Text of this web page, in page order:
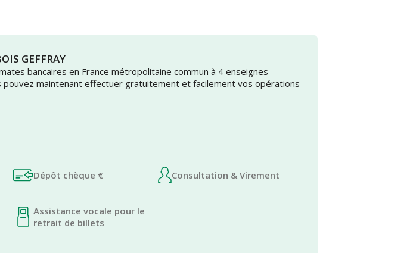
GEFFRAY
bancaires en France métropolitaine commun à 4 enseignes
pouvez maintenant effectuer gratuitement et facilement vos opérations
Dépôt chèque € Consultation & Virement
Assistance vocale pour le
retrait de billets